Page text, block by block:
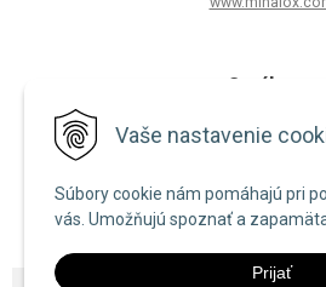
Vaše nastavenie
Súbory cookie nám pomáhajú pri
vás. Umožňujú spoznať a
Prijať
O nákupe
Zásady používania